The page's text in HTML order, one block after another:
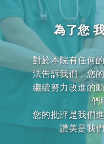
為了您
對於本院有任何
法告訴我們，您
繼續努力改進的
們
您的批評是我們
讚美是我